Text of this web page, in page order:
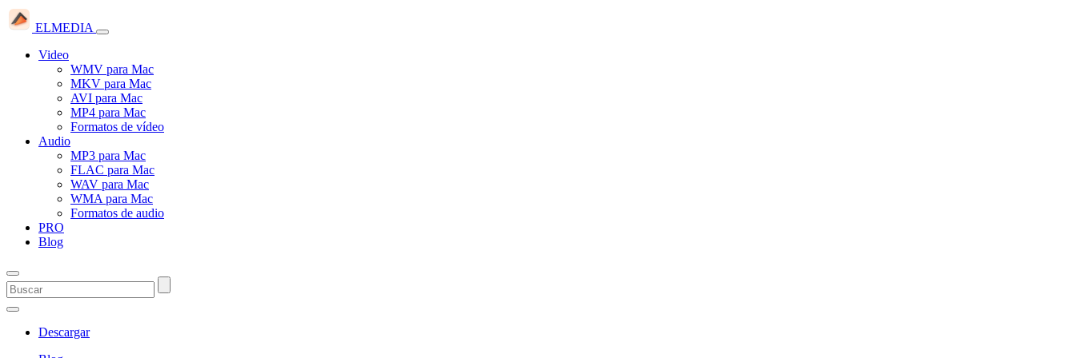
ELMEDIA
Video
WMV para Mac
MKV para Mac
AVI para Mac
MP4 para Mac
Formatos de vídeo
Audio
MP3 para Mac
FLAC para Mac
WAV para Mac
WMA para Mac
Formatos de audio
PRO
Blog
Descargar